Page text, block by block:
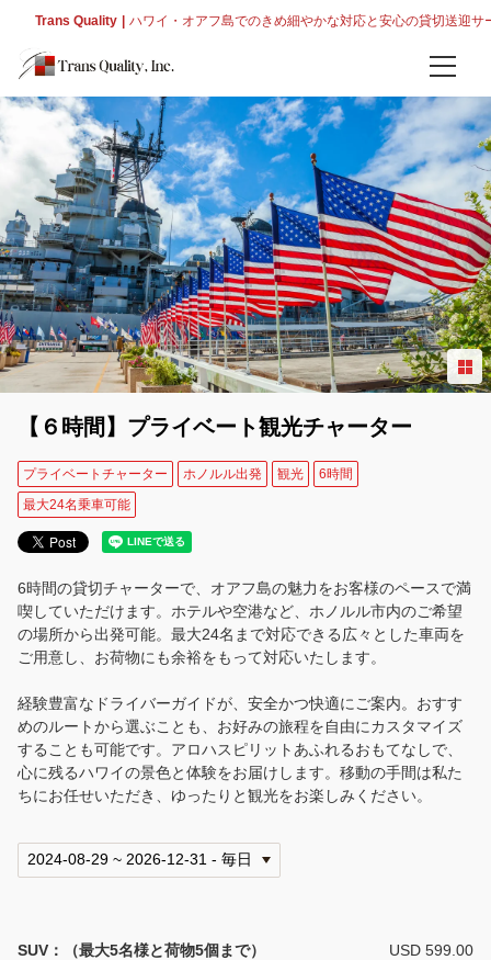
Trans Quality ハワイ・オアフ島でのきめ細やかな対応と安心の貸切送迎サ
ホーム
空港送迎
到着送迎
出発送迎
プライベートチャーター
空港発のプライベート観光ツアー
よくある質問
会社案内
お問い合わせ
言語
日本語
English
【６時間】プライベート観光チャーター
プライベートチャーター ホノルル出発 観光
6時間
最大24名乗車可能
6時間の貸切チャーターで、オアフ島の魅力をお客様のペースで満
喫していただけます。ホテルや空港など、ホノルル市内のご希望
の場所から出発可能。最大24名まで対応できる広々とした車両を
ご用意し、お荷物にも余裕をもって対応いたします。
経験豊富なドライバーガイドが、安全かつ快適にご案内。おすす
めのルートから選ぶことも、お好みの旅程を自由にカスタマイズ
することも可能です。アロハスピリットあふれるおもてなしで、
心に残るハワイの景色と体験をお届けします。移動の手間は私た
ちにお任せいただき、ゆったりと観光をお楽しみください。
SUV：（最大5名様と荷物5個まで） USD 599.00